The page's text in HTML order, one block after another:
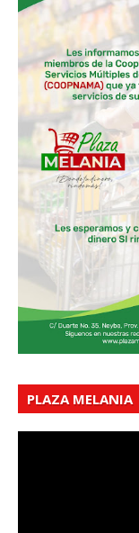
PLAZA MELANIA